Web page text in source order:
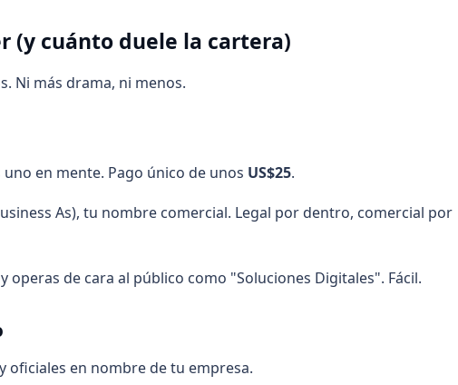
(y cuánto duele la cartera)
Ni más drama, ni menos.
en mente. Pago único de unos US$25.
As), tu nombre comercial. Legal por dentro, comercial por
operas de cara al público como "Soluciones Digitales". Fácil.
oficiales en nombre de tu empresa.